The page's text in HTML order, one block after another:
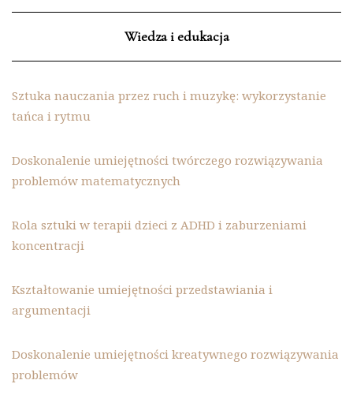
Wiedza i edukacja
Sztuka nauczania przez ruch i muzykę: wykorzystanie
tańca i rytmu
Doskonalenie umiejętności twórczego rozwiązywania
problemów matematycznych
Rola sztuki w terapii dzieci z ADHD i zaburzeniami
koncentracji
Kształtowanie umiejętności przedstawiania i
argumentacji
Doskonalenie umiejętności kreatywnego rozwiązywania
problemów